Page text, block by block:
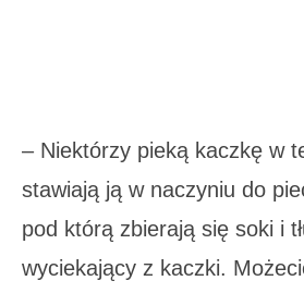
– Niektórzy pieką kaczkę w
stawiają ją w naczyniu do
pod którą zbierają się soki i
wyciekający z kaczki.